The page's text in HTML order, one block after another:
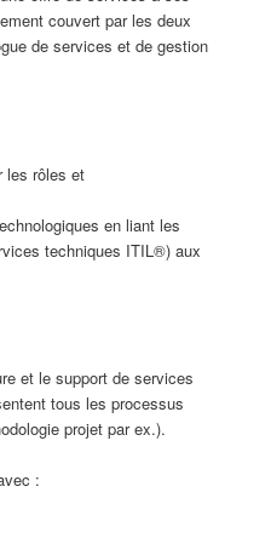
couvert par les deux
de services et de gestion
les rôles et
en liant les
techniques ITIL®) aux
et le support de services
tous les processus
projet par ex.).
: